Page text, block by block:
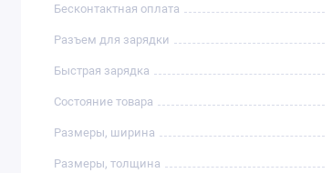
Бесконтактная оплата
Разъем для зарядки
Быстрая зарядка
Состояние товара
Размеры, ширина
Размеры, толщина